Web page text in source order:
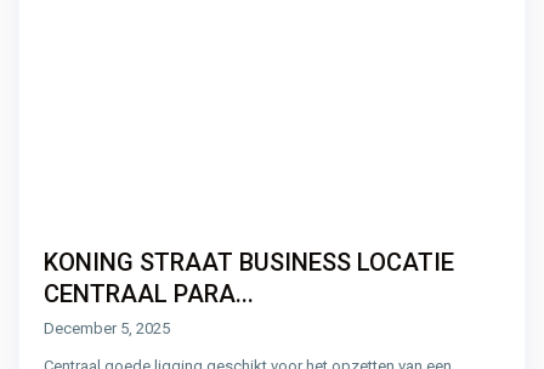
KONING STRAAT BUSINESS LOCATIE
CENTRAAL PARA...
December 5, 2025